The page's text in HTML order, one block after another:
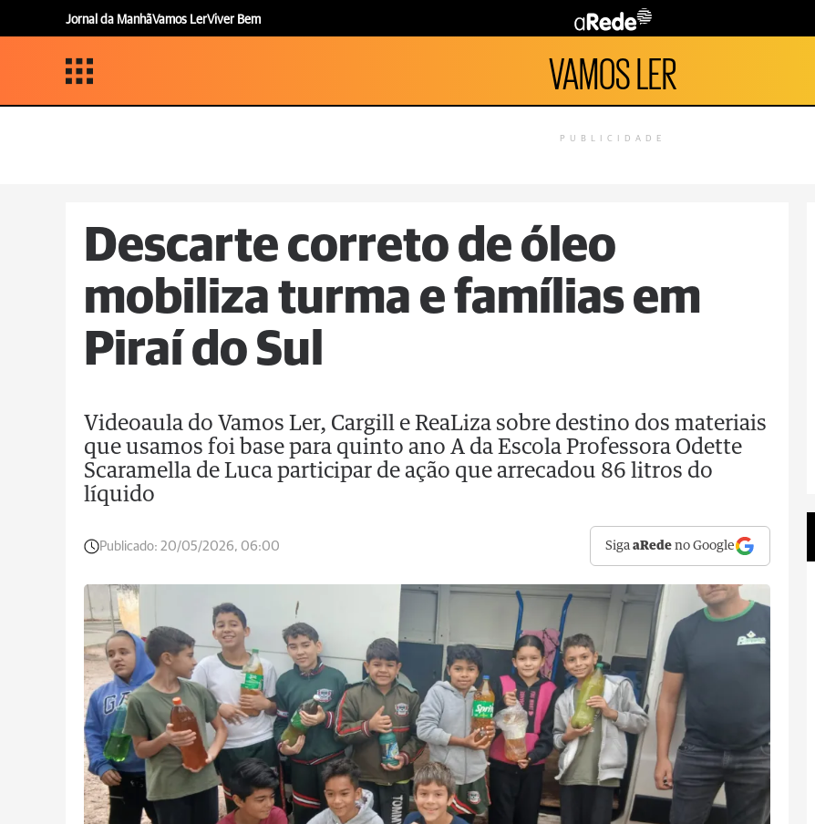
Jornal da ManhãVamos LerViver Bem
VAMOS LER
PUBLICIDADE
Descarte correto de óleo
mobiliza turma e famílias em
Piraí do Sul
Videoaula do Vamos Ler, Cargill e ReaLiza sobre destino dos materiais
que usamos foi base para quinto ano A da Escola Professora Odette
Scaramella de Luca participar de ação que arrecadou 86 litros do
líquido
Publicado: 20/05/2026, 06:00 SigaaRede no Google